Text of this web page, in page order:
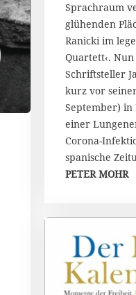
Sprachraum
glühenden
Ranicki im
Quartett‹.
Schriftsteller
kurz vor
September) in
einer
Corona-
spanische
PETER MOHR